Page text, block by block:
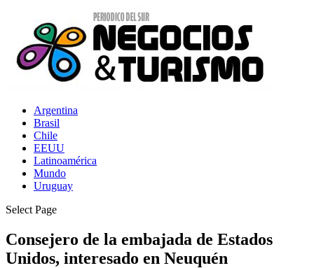
Argentina
Brasil
Chile
EEUU
Latinoamérica
Mundo
Uruguay
Select Page
Consejero de la embajada de Estados
Unidos, interesado en Neuquén